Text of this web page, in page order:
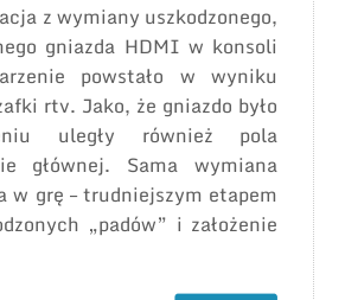
z wymiany uszkodzonego,
gniazda HDMI w konsoli
powstało w wyniku
rtv. Jako, że gniazdo było
uległy również pola
głównej. Sama wymiana
w grę – trudniejszym etapem
„padów” i założenie